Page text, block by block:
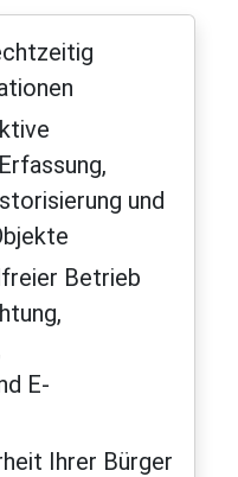
und
Betrieb
E-
Ihrer Bürger